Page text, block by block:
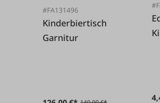
#FA131496
Kinderbiertisch
Garnitur